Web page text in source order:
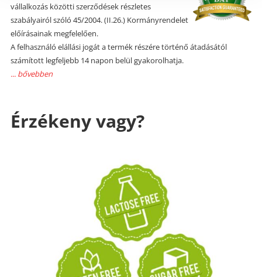
vállalkozás közötti szerződések részletes
szabályairól szóló 45/2004. (II.26.) Kormányrendelet
előírásainak megfelelően.
A felhasználó elállási jogát a termék részére történő átadásától
számított legfeljebb 14 napon belül gyakorolhatja.
... bővebben
Érzékeny vagy?